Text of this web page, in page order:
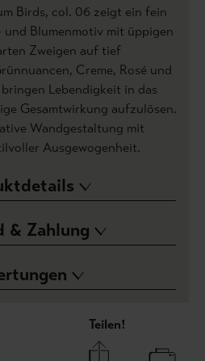
Birds, col. 06 zeigt ein fein
und Blumenmotiv mit üppigen
Zweigen auf tief
Creme, Rosé und
Lebendigkeit in das
Gesamtwirkung aufzulösen.
Wandgestaltung mit
Ausgewogenheit.
& Zahlung
Teilen!